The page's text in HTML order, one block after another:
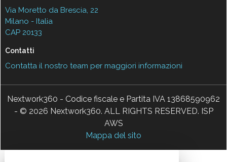
Via Moretto da Brescia, 22
Milano - Italia
CAP 20133
Contatti
Contatta il nostro team per maggiori informazioni
Nextwork360 - Codice fiscale e Partita IVA 13868590962
- © 2026 Nextwork360. ALL RIGHTS RESERVED. ISP
AWS
Mappa del sito